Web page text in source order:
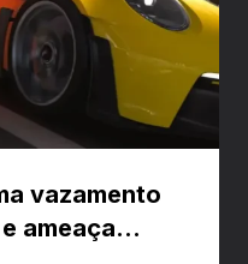
vazamento
ameaça